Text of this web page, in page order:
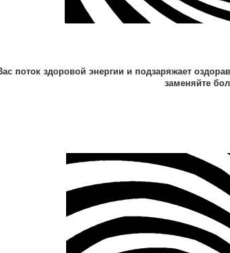
поток здоровой энергии и подзаряжает
заменяйте